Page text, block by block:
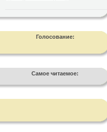
Голосование:
Самое читаемое: